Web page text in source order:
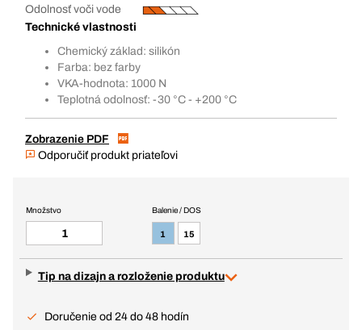
Odolnosť voči vode
Technické vlastnosti
Chemický základ: silikón
Farba: bez farby
VKA-hodnota: 1000 N
Teplotná odolnosť: -30 °C - +200 °C
Zobrazenie PDF
Odporučiť produkt priateľovi
Balenie / DOS
1 15
Množstvo
Tip na dizajn a rozloženie produktu
Doručenie od 24 do 48 hodín